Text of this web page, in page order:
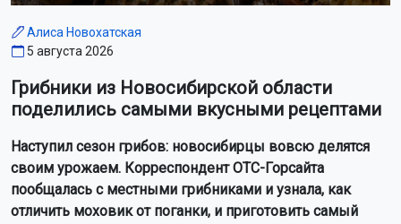
Алиса Новохатская
5 августа 2026
Грибники из Новосибирской области
поделились самыми вкусными рецептами
Наступил сезон грибов: новосибирцы вовсю делятся
своим урожаем. Корреспондент ОТС-Горсайта
пообщалась с местными грибниками и узнала, как
отличить моховик от поганки, и приготовить самый